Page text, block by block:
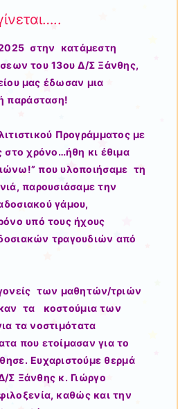
στην κατάμεστη
του 13ου Δ/Σ Ξάνθης,
μας έδωσαν μια
παράσταση!
Προγράμματος με
στο χρόνο…ήθη κι έθιμα
που υλοποιήσαμε τη
παρουσιάσαμε την
γάμου,
υπό τους ήχους
τραγουδιών από
των μαθητών/τριών
τα κοστούμια των
τα νοστιμότατα
που ετοίμασαν για το
Ευχαριστούμε θερμά
Σ Ξάνθης κ. Γιώργο
καθώς και την